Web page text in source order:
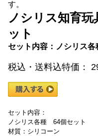
す。
ノシリス知育
ット
セット内容：ノシリス
税込・送料込特価：
セット内容：
ノシリス各種 64個セット
材質：シリコーン